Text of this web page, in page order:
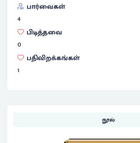
பார்வைகள்
4
பிடித்தவை
0
பதிவிறக்கங்கள்
1
நூல்